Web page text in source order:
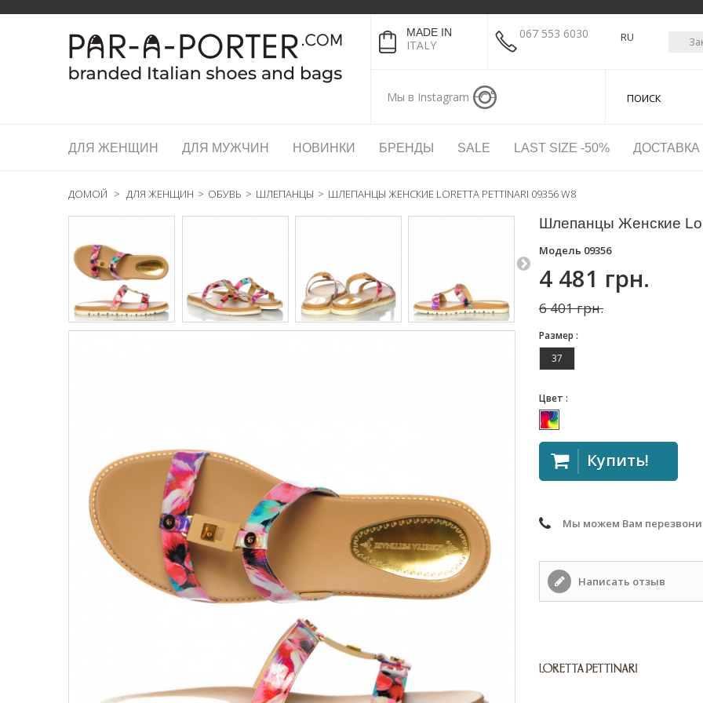
MADE IN
ITALY
067 553 6030
Мы в Instagram
RU
ДЛЯ ЖЕНЩИН ДЛЯ МУЖЧИН НОВИНКИ БРЕНДЫ SALE LAST SIZE -50%
ДОМОЙ > ДЛЯ ЖЕНЩИН > ОБУВЬ > ШЛЕПАНЦЫ > ШЛЕПАНЦЫ ЖЕНСКИЕ LORETTA PETTINARI 09356 W8
Шлепанцы Женские
Модель 09356
4 481 грн.
6 401 грн.
Размер :
37
Цвет :
Купить!
Мы можем Вам
Написать отзыв